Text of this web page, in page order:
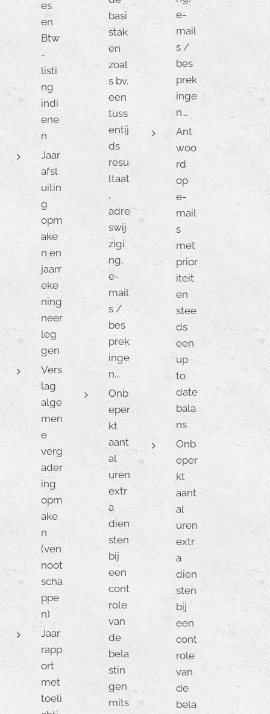
es
en
Btw
-
listi
ng
indi
ene
n
Jaar
afsl
uitin
g
opm
ake
n en
jaarr
eke
ning
neer
leg
gen
Vers
lag
alge
men
e
verg
ader
ing
opm
ake
n
(ven
noot
scha
ppe
n)
Jaar
rapp
ort
met
toeli
basi
stak
en
zoal
s bv.
een
tuss
entij
ds
resu
ltaat
,
adre
swij
zigi
ng,
e-
mail
s /
bes
prek
inge
n...
Onb
eper
kt
aant
al
uren
extr
a
dien
sten
bij
een
cont
role
van
de
bela
stin
gen
mits
e-
mail
s /
bes
prek
inge
n...
Ant
woo
rd
op
e-
mail
s
met
prior
iteit
en
stee
ds
een
up
to
date
bala
ns
Onb
eper
kt
aant
al
uren
extr
a
dien
sten
bij
een
cont
role
van
de
bela